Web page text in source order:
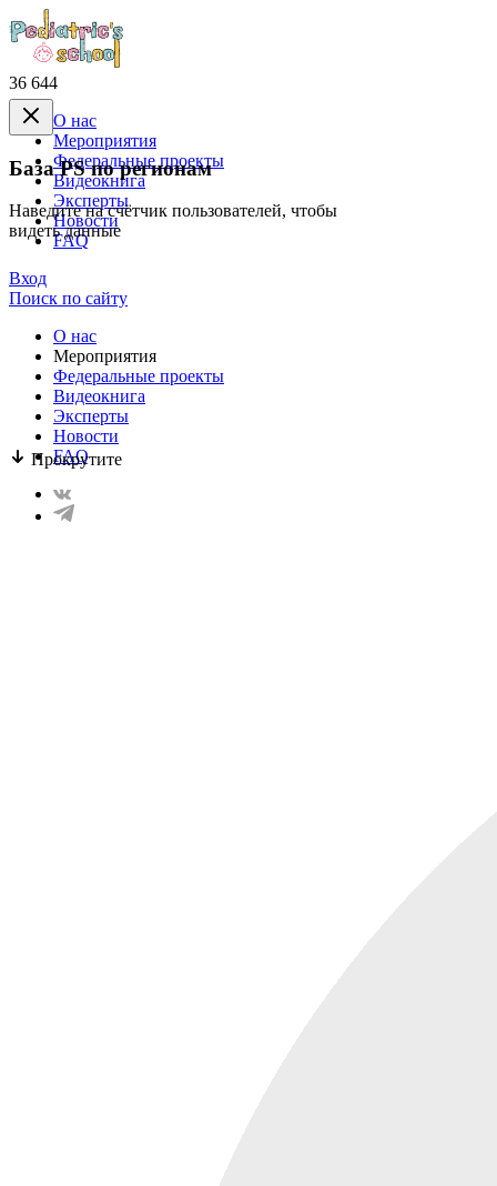
36 644
База PS по регионам
Наведите на счётчик пользователей, чтобы
видеть данные
Прокрутите
О нас
Mероприятия
Федеральные проекты
Видеокнига
Эксперты
Новости
FAQ
Вход
Поиск по сайту
О нас
Mероприятия
Федеральные проекты
Видеокнига
Эксперты
Новости
FAQ